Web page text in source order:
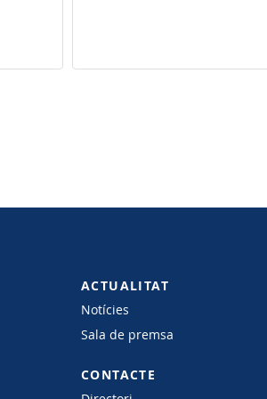
ACTUALITAT
Notícies
Sala de premsa
CONTACTE